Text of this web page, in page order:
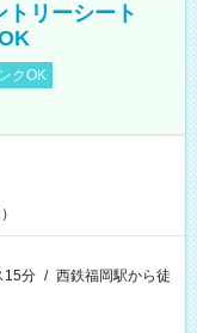
リーシート
クOK
15分 / 西鉄福岡駅から徒